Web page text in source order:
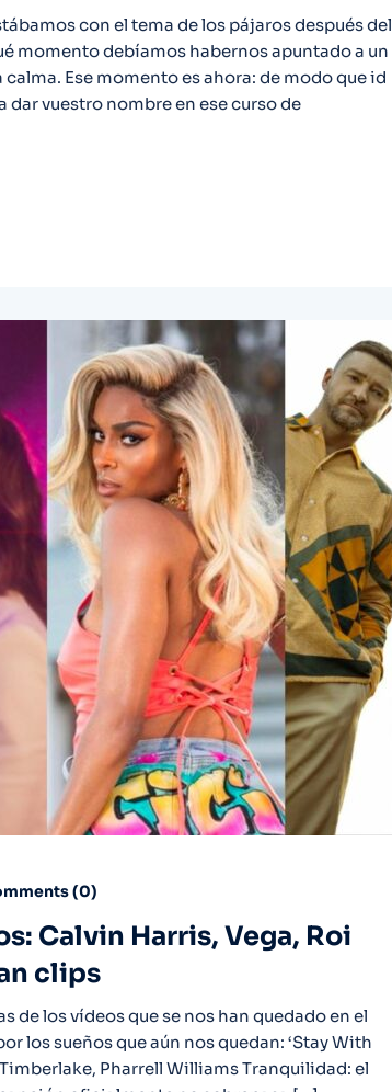
con el tema de los pájaros después del
momento debíamos habernos apuntado a un
Ese momento es ahora: de modo que id
vuestro nombre en ese curso de
(0)
Calvin Harris, Vega, Roi
clips
de los vídeos que se nos han quedado en el
los sueños que aún nos quedan: ‘Stay With
Pharrell Williams Tranquilidad: el